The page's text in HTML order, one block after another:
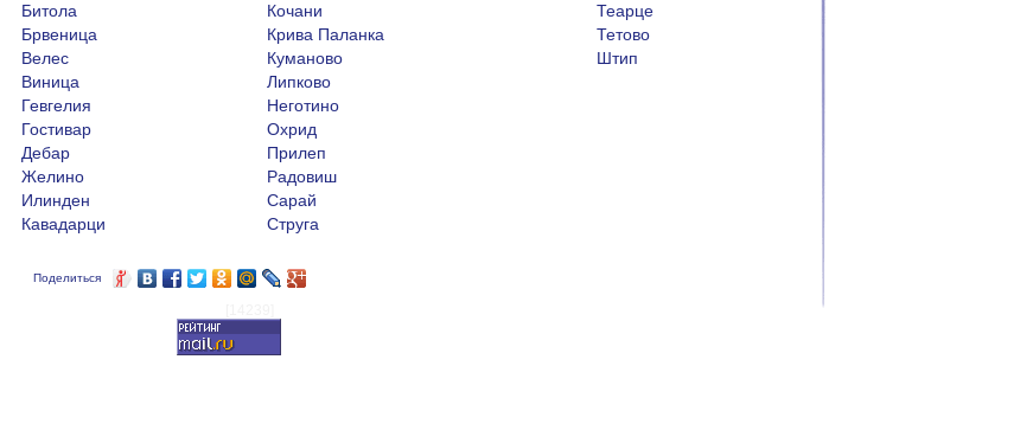
Битола
Брвеница
Велес
Виница
Гевгелия
Гостивар
Дебар
Желино
Илинден
Кавадарци
Кочани
Крива Паланка
Куманово
Липково
Неготино
Охрид
Прилеп
Радовиш
Сарай
Струга
Теарце
Тетово
Штип
Поделиться